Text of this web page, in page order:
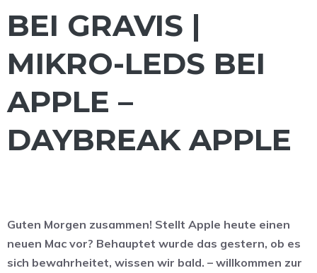
BEI GRAVIS |
MIKRO-LEDS BEI
APPLE –
DAYBREAK APPLE
Guten Morgen zusammen! Stellt Apple heute einen
neuen Mac vor? Behauptet wurde das gestern, ob es
sich bewahrheitet, wissen wir bald. – willkommen zur